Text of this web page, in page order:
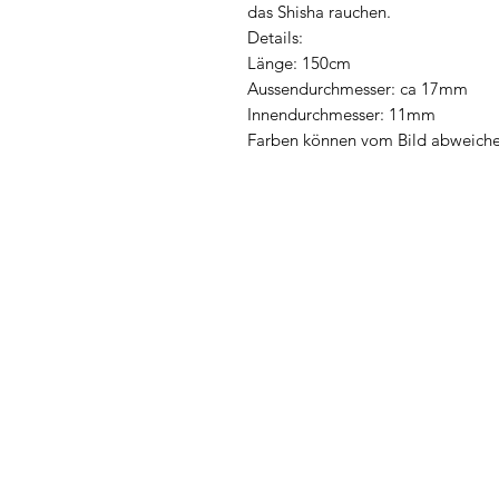
das Shisha rauchen.
Details:
Länge: 150cm
Aussendurchmesser: ca 17mm
Innendurchmesser: 11mm
Farben können vom Bild